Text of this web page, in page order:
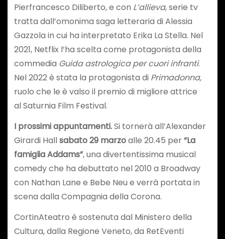
Pierfrancesco Diliberto, e con L’allieva, serie tv
tratta dall’omonima saga letteraria di Alessia
Gazzola in cui ha interpretato Erika La Stella. Nel
2021, Netflix l’ha scelta come protagonista della
commedia Guida astrologica per cuori infranti.
Nel 2022 è stata la protagonista di Primadonna,
ruolo che le è valso il premio di migliore attrice
al Saturnia Film Festival.
I prossimi appuntamenti.Si tornerà all’Alexander
Girardi Hallsabato 29 marzoalle 20.45 per“La
famiglia Addams”, una divertentissima musical
comedy che ha debuttato nel 2010 a Broadway
con Nathan Lane e Bebe Neu­ e verrà portata in
scena dalla Compagnia della Corona.
CortinAteatro è sostenuta dal Ministero della
Cultura, dalla Regione Veneto, da RetEventi